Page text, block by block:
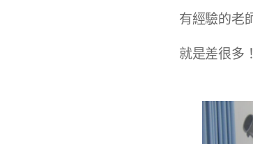
有經驗的老
就是差很多